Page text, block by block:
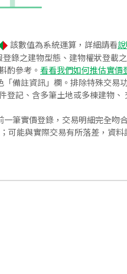
該數值為系統運算，詳細請看
錄之建物型態、建物權狀登載
酌參考。 看看我們如何推估實價
備註資訊」欄。排除特殊交易
記、含多筆土地或多棟建物
筆實價登錄，交易明細完全吻
能與實際交易有所落差，資料